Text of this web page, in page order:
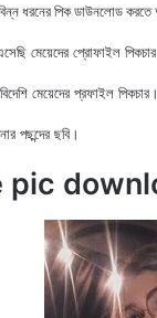
ধরনের পিক ডাউনলোড করতে
মেয়েদের প্রোফাইল
মেয়েদের প্রফাইল পিকচার
পছন্দের ছবি।
pic